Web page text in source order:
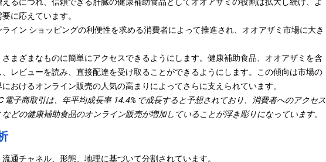
に応えています。
イン ショッピングの利便性を求める消費者によって推進され、オオアザミ市場に大き
まざまなものに簡単にアクセスできるようにします。 健康補助食品 、オオアザミを含
レビューを読み、直接配達を受け取ることができるようにします。この傾向は市場の
おけるオンライン販売の人気の高まりによってさらに支えられています。
電子商取引は、年平均成長率 14.4% で成長すると予想されており、消費者へのアクセス
どの健康補助食品のオンライン販売が増加していることが浮き彫りになっています。
通チャネル、形態、地理に基づいて分割されています。